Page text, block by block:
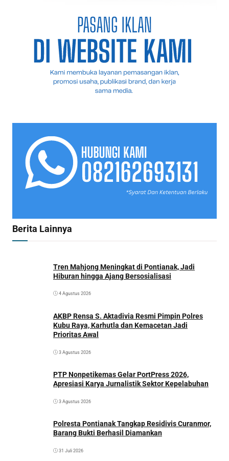
Berita Lainnya
Tren Mahjong Meningkat di Pontianak, Jadi
Hiburan hingga Ajang Bersosialisasi
4 Agustus 2026
AKBP Rensa S. Aktadivia Resmi Pimpin Polres
Kubu Raya, Karhutla dan Kemacetan Jadi
Prioritas Awal
3 Agustus 2026
PTP Nonpetikemas Gelar PortPress 2026,
Apresiasi Karya Jurnalistik Sektor Kepelabuhan
3 Agustus 2026
Polresta Pontianak Tangkap Residivis Curanmor,
Barang Bukti Berhasil Diamankan
31 Juli 2026